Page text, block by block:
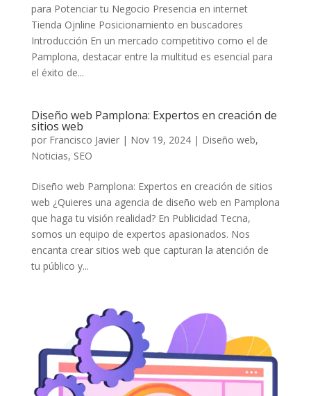
para Potenciar tu Negocio Presencia en internet
Tienda Ojnline Posicionamiento en buscadores
Introducción En un mercado competitivo como el de
Pamplona, destacar entre la multitud es esencial para
el éxito de...
Diseño web Pamplona: Expertos en creación de
sitios web
por Francisco Javier| Nov 19, 2024| Diseño web,
Noticias, SEO
Diseño web Pamplona: Expertos en creación de sitios
web ¿Quieres una agencia de diseño web en Pamplona
que haga tu visión realidad? En Publicidad Tecna,
somos un equipo de expertos apasionados. Nos
encanta crear sitios web que capturan la atención de
tu público y...